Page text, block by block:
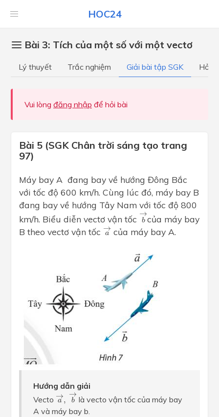
HOC24
Bài 3: Tích của một số với một vectơ
Lý thuyết Trắc nghiệm Giải bài tập SGK Hỏi
Vui lòng đăng nhập để hỏi bài
Bài 5 (SGK Chân trời sáng tạo trang
97)
Máy bay A đang bay về hướng Đông Bắc
với tốc độ 600 km/h. Cùng lúc đó, máy bay B
đang bay về hướng Tây Nam với tốc độ 800
km/h. Biểu diễn vectơ vận tốc
→
b
b→
của máy bay
B theo vectơ vận tốc →
a
a→của máy bay A.
Hướng dẫn giải
Vecto →
a ,
→
b
a → b→
là vecto vận tốc của máy bay
A và máy bay b.